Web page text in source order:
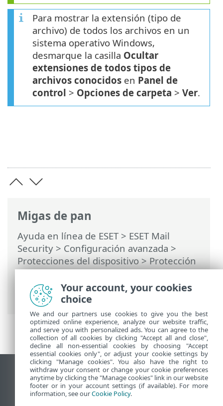
Migas de pan
Ayuda en línea de ESET> ESET Mail
Security > Configuración avanzada >
Protecciones del dispositivo>Protección
del sistema de archivos en tiempo real>
ThreatSense> Extensiones de archivos
que no se analizarán
Para mostrar la extensión (tipo de
archivo) de todos los archivos en un
sistema operativo Windows,
desmarque la casilla Ocultar
extensiones de todos tipos de
archivos conocidos en Panel de
control > Opciones de carpeta > Ver.
Ver sitio del escritorio
End of Life
Base de conocimiento de ESET
Your account, your cookies
choice
We and our partners use cookies to give you the best
optimized online experience, analyze our website traffic,
and serve you with personalized ads. You can agree to the
collection of all cookies by clicking "Accept all and close",
decline all non-essential cookies by choosing "Accept
essential cookies only", or adjust your cookie settings by
clicking "Manage cookies". You also have the right to
withdraw your consent or change your cookie preferences
anytime by clicking the "Manage cookies" link in our website
footer or in your account settings (if available). For more
information, see ourCookie Policy.